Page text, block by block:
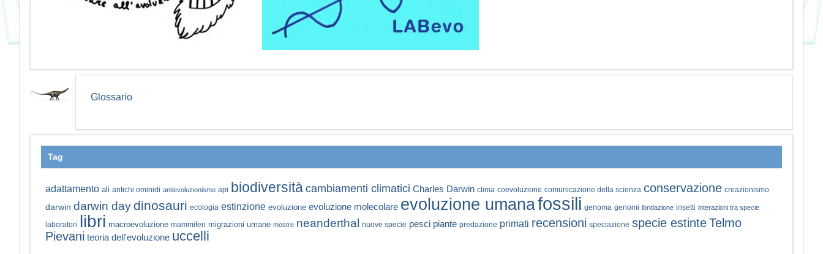
Glossario
Tag
adattamento ali antichi ominidi antievoluzionismo api biodiversitàcambiamenti climatici Charles Darwin clima coevoluzione comunicazione della scienza conservazione creazionismo
darwin darwin daydinosauri ecologia estinzione evoluzione evoluzione molecolare evoluzione umanafossili genoma genomi ibridazione insetti interazioni tra specie
laboratori libri macroevoluzione mammiferi migrazioni umane mostre neanderthal nuove specie pesci piante predazione primati recensioni speciazione specie estinteTelmo
Pievani teoria dell'evoluzione uccelli